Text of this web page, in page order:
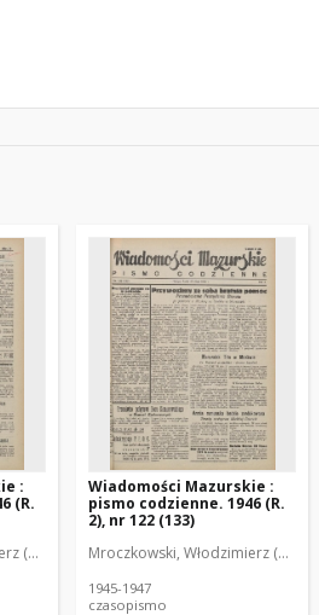
:
(R.
(1902-1971). Redaktor
Wiadomości Mazurskie :
pismo codzienne. 1946 (R.
2), nr 122 (133)
Mroczkowski, Włodzimierz
1945-1947
czasopismo